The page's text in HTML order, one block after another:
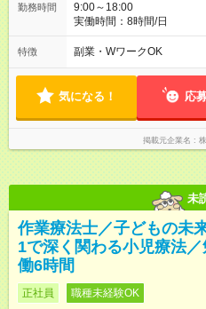
勤務時間
9:00～18:00
実働時間：8時間/日
特徴 副業・WワークOK
気になる！ 応
掲載元企業名
未
作業療法士／子どもの未
1で深く関わる小児療法
働6時間
正社員 職種未経験OK